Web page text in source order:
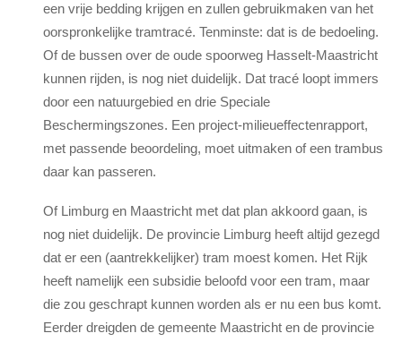
een vrije bedding krijgen en zullen gebruikmaken van het
oorspronkelijke tramtracé. Tenminste: dat is de bedoeling.
Of de bussen over de oude spoorweg Hasselt-Maastricht
kunnen rijden, is nog niet duidelijk. Dat tracé loopt immers
door een natuurgebied en drie Speciale
Beschermingszones. Een project-milieueffectenrapport,
met passende beoordeling, moet uitmaken of een trambus
daar kan passeren.
Of Limburg en Maastricht met dat plan akkoord gaan, is
nog niet duidelijk. De provincie Limburg heeft altijd gezegd
dat er een (aantrekkelijker) tram moest komen. Het Rijk
heeft namelijk een subsidie beloofd voor een tram, maar
die zou geschrapt kunnen worden als er nu een bus komt.
Eerder dreigden de gemeente Maastricht en de provincie